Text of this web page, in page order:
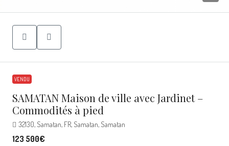
VENDU
SAMATAN Maison de ville avec Jardinet –
Commodités à pied
32130, Samatan, FR, Samatan, Samatan
123 500€